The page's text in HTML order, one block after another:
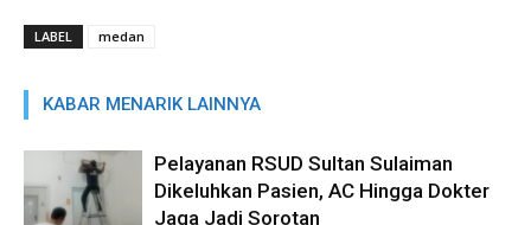
LABEL medan
KABAR MENARIK LAINNYA
Pelayanan RSUD Sultan Sulaiman
Dikeluhkan Pasien, AC Hingga Dokter
Jaga Jadi Sorotan